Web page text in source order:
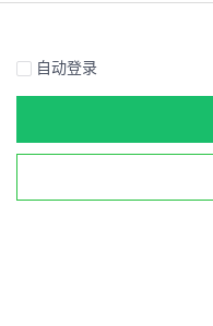
自动登录